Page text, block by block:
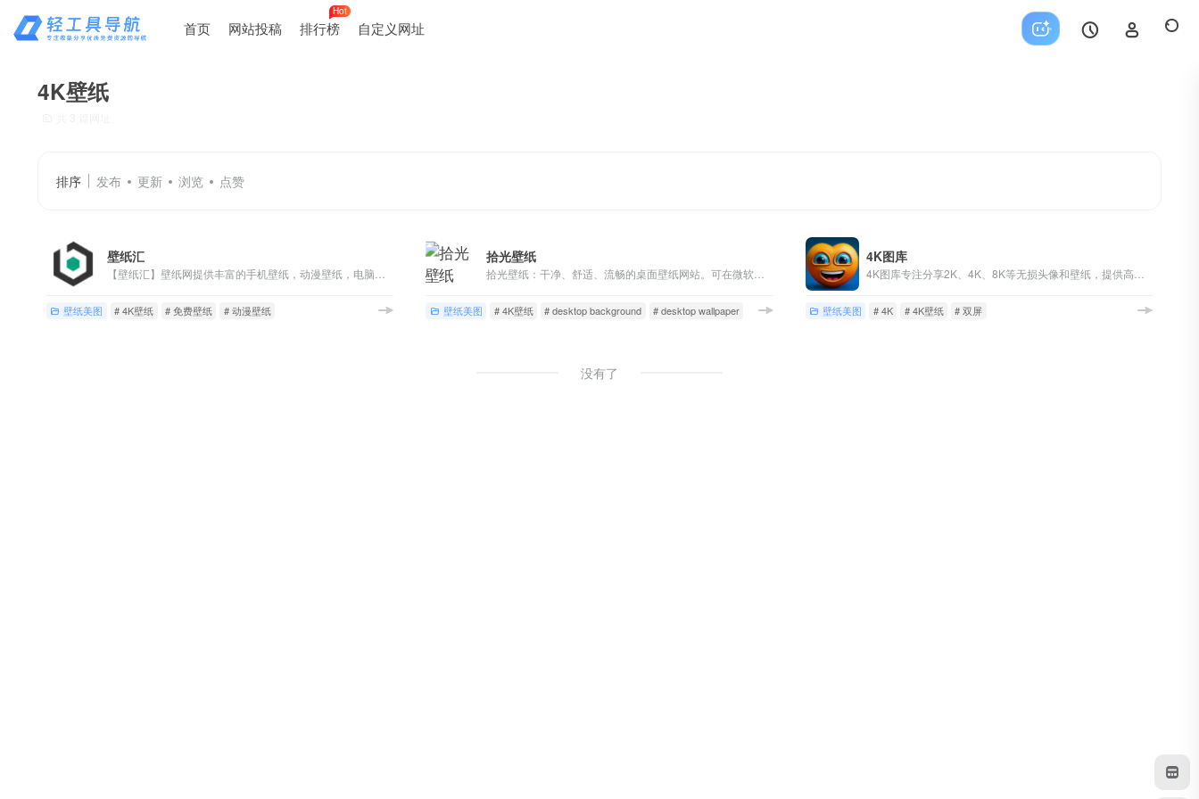
首页 网站投稿 排行榜
Hot
自定义网址
4K壁纸
排序 发布 更新 浏览 点赞
壁纸汇
壁纸美图 # 4K壁纸 # 免费壁纸 # 动漫壁纸
拾光壁纸
壁纸美图 # 4K壁纸 # desktop background # desktop wallpaper
4K图库
壁纸美图 # 4K # 4K壁纸 # 双屏
没有了